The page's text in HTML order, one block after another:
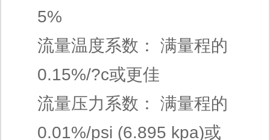
5%
流量温度系数： 满量程的
0.15%/?c或更佳
流量压力系数： 满量程的
0.01%/psi (6.895 kpa)或